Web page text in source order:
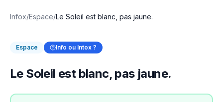
Infox/Espace/Le Soleil est blanc, pas jaune.
Espace Info ou Intox ?
Le Soleil est blanc, pas jaune.